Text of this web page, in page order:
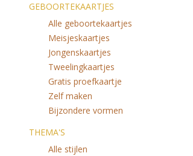
GEBOORTEKAARTJES
Alle geboortekaartjes
Meisjeskaartjes
Jongenskaartjes
Tweelingkaartjes
Gratis proefkaartje
Zelf maken
Bijzondere vormen
THEMA'S
Alle stijlen